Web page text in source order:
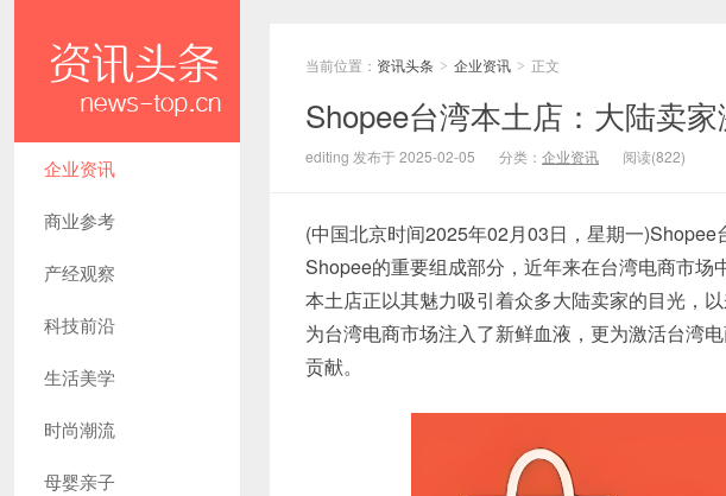
企业资讯
商业参考
产经观察
科技前沿
生活美学
时尚潮流
母婴亲子
当前位置： 资讯头条 > 企业资讯 > 正文
Shopee台湾本土店：大陆卖
editing 发布于 2025-02-05 分类： 企业资讯 阅读(822)
(中国北京时间2025年02月03日，星期一
Shopee的重要组成部分，近年来在台湾电商市
本土店正以其魅力吸引着众多大陆卖家的目光，
为台湾电商市场注入了新鲜血液，更为激活台湾
贡献。